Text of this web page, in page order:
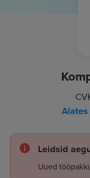
Alates
Leidsid
Uued